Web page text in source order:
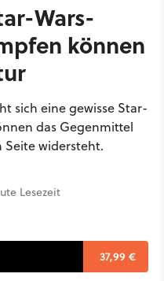
Wars-
können
sich eine gewisse Star-
das Gegenmittel
Seite widersteht.
Lesezeit
37,99 €